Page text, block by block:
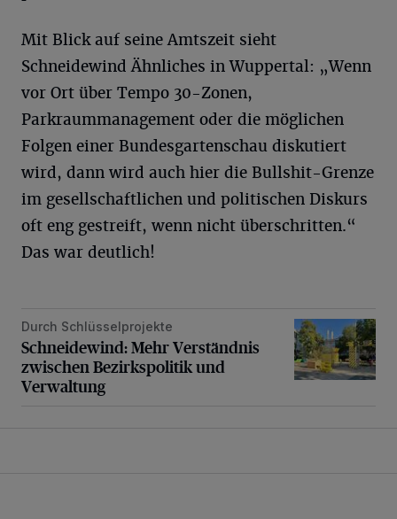
Mit Blick auf seine Amtszeit sieht
Schneidewind Ähnliches in Wuppertal: „Wenn
vor Ort über Tempo 30-Zonen,
Parkraummanagement oder die möglichen
Folgen einer Bundesgartenschau diskutiert
wird, dann wird auch hier die Bullshit-Grenze
im gesellschaftlichen und politischen Diskurs
oft eng gestreift, wenn nicht überschritten.“
Das war deutlich!
Schneidewind: Mehr Verständnis zwischen Bezirkspolitik
Durch Schlüsselprojekte
Schneidewind: Mehr Verständnis
zwischen Bezirkspolitik und
Verwaltung